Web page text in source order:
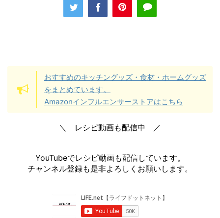
おすすめのキッチングッズ・食材・ホームグッズ
をまとめています。
Amazonインフルエンサーストアはこちら
＼ レシピ動画も配信中 ／
YouTubeでレシピ動画も配信しています。
チャンネル登録も是非よろしくお願いします。